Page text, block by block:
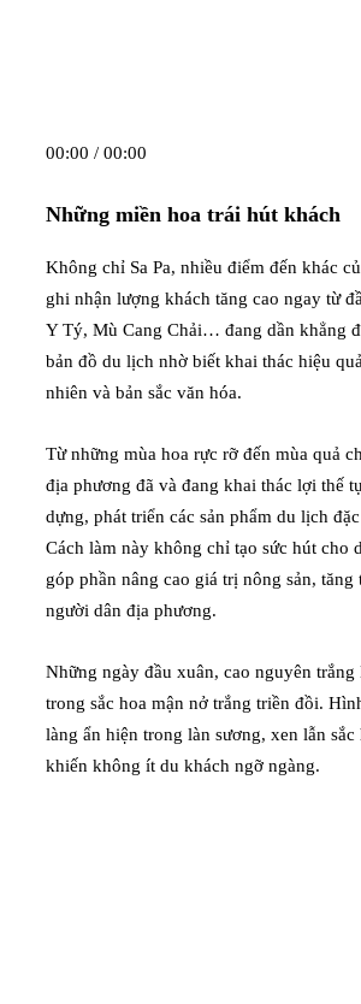
00:00 / 00:00
Những miền hoa trái hút khách
Không chỉ Sa Pa, nhiều điểm đến khác
ghi nhận lượng khách tăng cao ngay từ
Y Tý, Mù Cang Chải… đang dần khẳng
bản đồ du lịch nhờ biết khai thác hiệu
nhiên và bản sắc văn hóa.
Từ những mùa hoa rực rỡ đến mùa quả
địa phương đã và đang khai thác lợi thế
dựng, phát triển các sản phẩm du lịch
Cách làm này không chỉ tạo sức hút cho
góp phần nâng cao giá trị nông sản, tăng
người dân địa phương.
Những ngày đầu xuân, cao nguyên trắng
trong sắc hoa mận nở trắng triền đồi.
làng ẩn hiện trong làn sương, xen lẫn
khiến không ít du khách ngỡ ngàng.